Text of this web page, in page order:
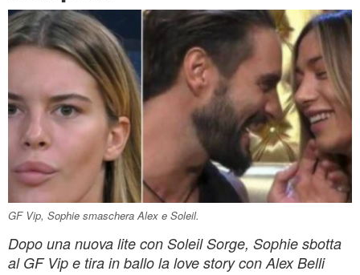
GF Vip, Sophie smaschera Alex e Soleil.
Dopo una nuova lite con Soleil Sorge, Sophie sbotta
al GF Vip e tira in ballo la love story con Alex Belli